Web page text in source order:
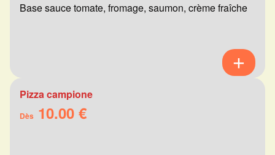
Base sauce tomate, fromage, saumon, crème fraîche
Pizza campione
Dès 10.00 €